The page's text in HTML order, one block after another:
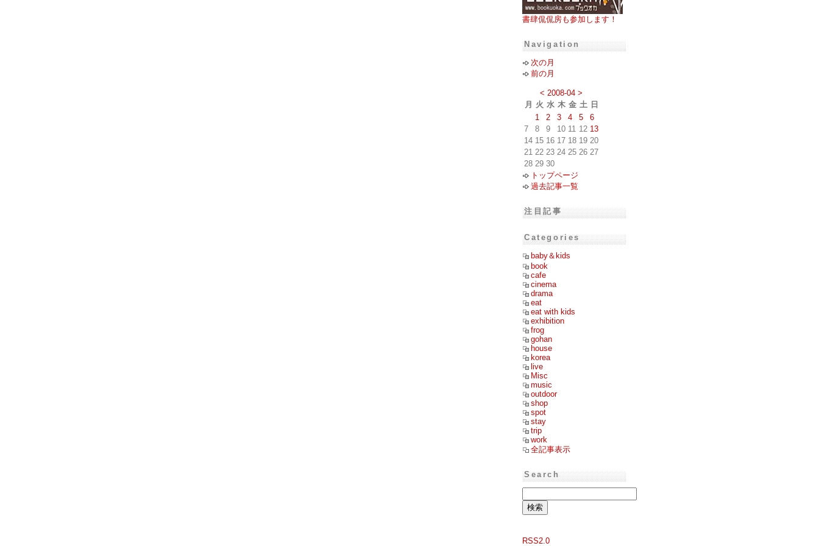
書肆侃侃房も参加します！
Navigation
次の月
前の月
< 2008-04 >
月
火 水 木 金 土 日
1
2 3 4 5
6
7
8 9 10 11 12 13
14 15 16 17 18 19 20
21 22 23 24 25 26 27
28 29 30
トップページ
過去記事一覧
注目記事
Categories
baby＆kids
book
cafe
cinema
drama
eat
eat with kids
exhibition
frog
gohan
house
korea
live
Misc
music
outdoor
shop
spot
stay
trip
work
全記事表示
Search
RSS2.0